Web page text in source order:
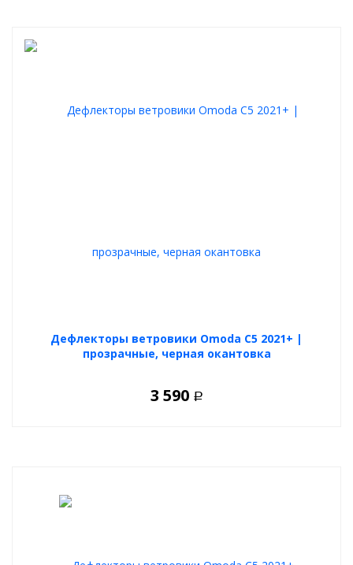
Дефлекторы ветровики Omoda C5 2021+ |
прозрачные, черная окантовка
3 590 Р